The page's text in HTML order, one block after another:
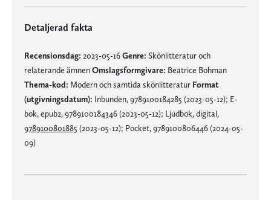
Detaljerad fakta
Recensionsdag: 2023-05-16Genre: Skönlitteratur och
relaterande ämnenOmslagsformgivare: Beatrice Bohman
Thema-kod: Modern och samtida skönlitteratur Format
(utgivningsdatum): Inbunden, 9789100184285 (2023-05-12); E-
bok, epub2, 9789100184346 (2023-05-12); Ljudbok, digital,
9789100801885 (2023-05-12); Pocket, 9789100806446 (2024-05-
09)